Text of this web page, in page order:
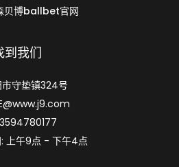
贝博ballbet官网
到我们
守垫镇324号
上午9点 - 下午4点